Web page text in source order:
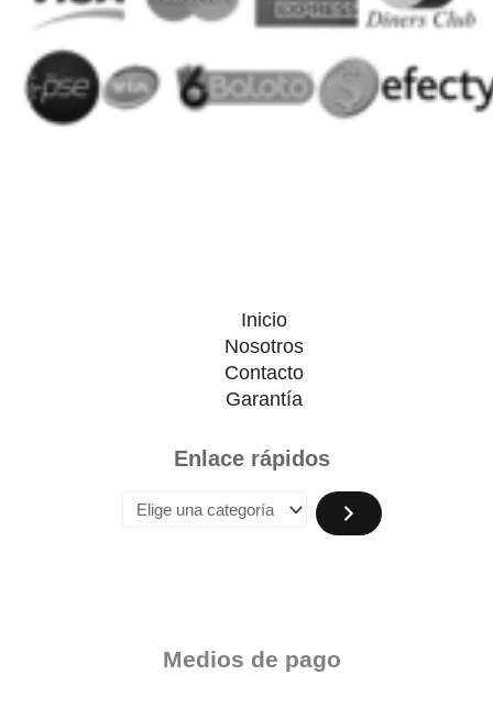
Inicio
Nosotros
Contacto
Garantía
Enlace rápidos
Medios de pago